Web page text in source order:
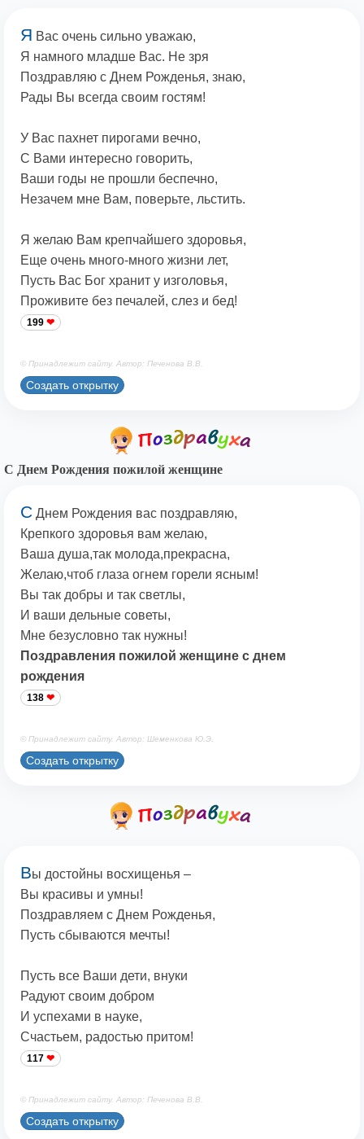
Я Вас очень сильно уважаю,
Я намного младше Вас. Не зря
Поздравляю с Днем Рожденья, знаю,
Рады Вы всегда своим гостям!
У Вас пахнет пирогами вечно,
С Вами интересно говорить,
Ваши годы не прошли беспечно,
Незачем мне Вам, поверьте, льстить.
Я желаю Вам крепчайшего здоровья,
Еще очень много-много жизни лет,
Пусть Вас Бог хранит у изголовья,
Проживите без печалей, слез и бед!
199
© Принадлежит сайту. Автор: Печенова В.В.
Создать открытку
С Днем Рождения пожилой женщине
С Днем Рождения вас поздравляю,
Крепкого здоровья вам желаю,
Ваша душа,так молода,прекрасна,
Желаю,чтоб глаза огнем горели ясным!
Вы так добры и так светлы,
И ваши дельные советы,
Мне безусловно так нужны!
Поздравления пожилой женщине с днем
рождения
138
© Принадлежит сайту. Автор: Шеменкова Ю.Э.
Создать открытку
Вы достойны восхищенья –
Вы красивы и умны!
Поздравляем с Днем Рожденья,
Пусть сбываются мечты!
Пусть все Ваши дети, внуки
Радуют своим добром
И успехами в науке,
Счастьем, радостью притом!
117
© Принадлежит сайту. Автор: Печенова В.В.
Создать открытку